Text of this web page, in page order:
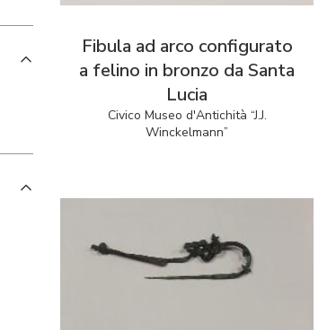
Fibula ad arco configurato
a felino in bronzo da Santa
Lucia
Civico Museo d'Antichità “J.J.
Winckelmann”